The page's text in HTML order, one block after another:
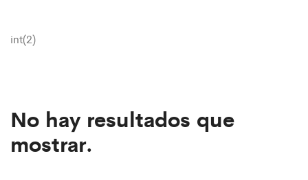
int(2)
No hay resultados que
mostrar.